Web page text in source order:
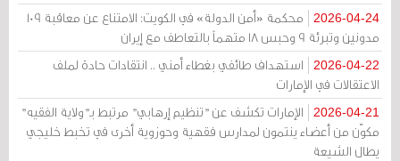
2026-04-24
محكمة «أمن الدولة» في الكويت: الامتناع عن معاقبة 109
مدونين وتبرئة 9 وحبس 18 متهماً بالتعاطف مع إيران
2026-04-22
استهداف طائفي بغطاء أمني .. انتقادات حادة لملف
الاعتقالات في الإمارات
2026-04-21
الإمارات تكشف عن "تنظيم إرهابي" مرتبط بـ"ولاية الفقيه"
مكوّن من أعضاء ينتمون لمدارس فقهية وحوزوية أخرى في تخبط خليجي
يطال الشيعة